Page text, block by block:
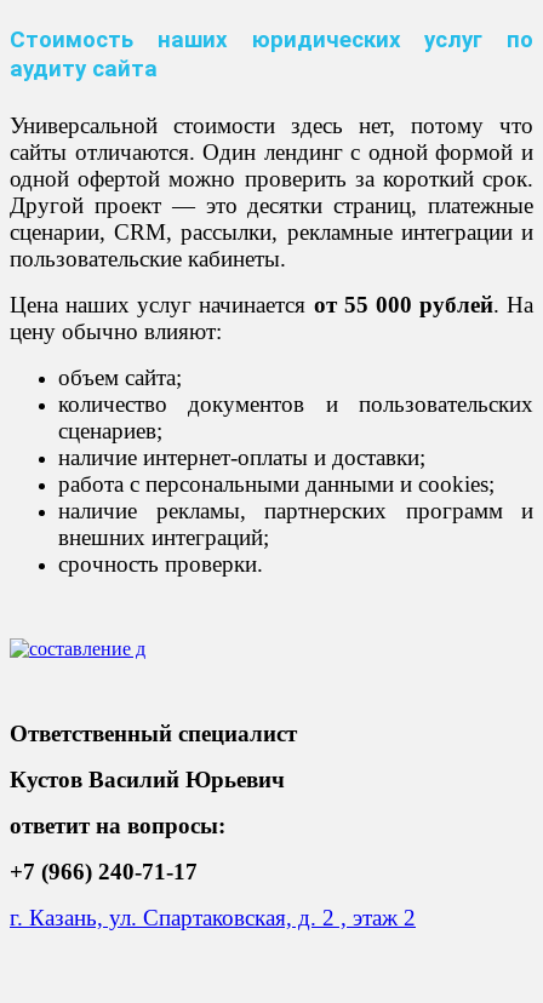
Стоимость наших юридических услуг по
аудиту сайта
Универсальной стоимости здесь нет, потому что
сайты отличаются. Один лендинг с одной формой и
одной офертой можно проверить за короткий срок.
Другой проект — это десятки страниц, платежные
сценарии, CRM, рассылки, рекламные интеграции и
пользовательские кабинеты.
Цена наших услуг начинается от 55 000 рублей. На
цену обычно влияют:
объем сайта;
количество документов и пользовательских
сценариев;
наличие интернет-оплаты и доставки;
работа с персональными данными и cookies;
наличие рекламы, партнерских программ и
внешних интеграций;
срочность проверки.
Ответственный специалист
Кустов Василий Юрьевич
ответит на вопросы:
+7 (966) 240-71-17
г. Казань, ул. Спартаковская, д. 2 , этаж 2